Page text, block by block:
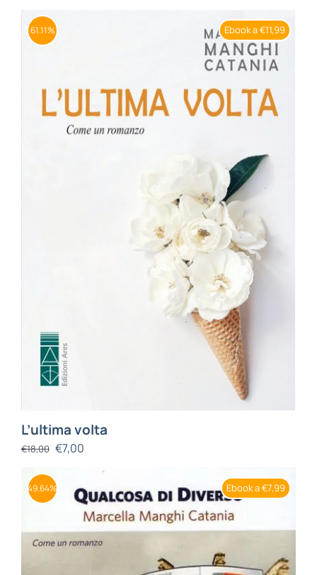
Ebook a €11,99
61.11%
L’ultima volta
€18,00 €7,00
Ebook a €7,99
49.64%